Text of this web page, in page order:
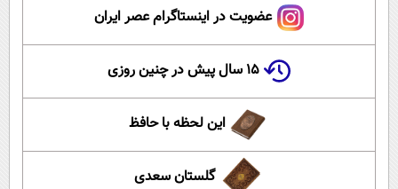
عضویت در اینستاگرام عصر ایران
۱۵ سال پیش در چنین روزی
این لحظه با حافظ
گلستان سعدی